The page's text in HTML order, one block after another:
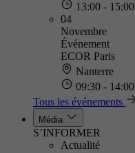
13:00 - 15:00
04
Novembre
Événement
ECOR Paris
Nanterre
09:30 - 14:00
Tous les événements
Média
S’INFORMER
Actualité